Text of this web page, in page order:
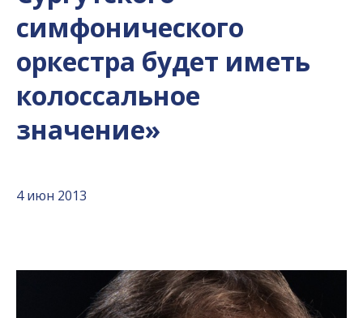
симфонического
оркестра будет иметь
колоссальное
значение»
4 июн 2013